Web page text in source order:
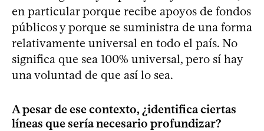
en particular porque recibe apoyos de fondos
públicos y porque se suministra de una forma
relativamente universal en todo el país. No
significa que sea 100% universal, pero sí hay
una voluntad de que así lo sea.
A pesar de ese contexto, ¿identifica ciertas
líneas que sería necesario profundizar?